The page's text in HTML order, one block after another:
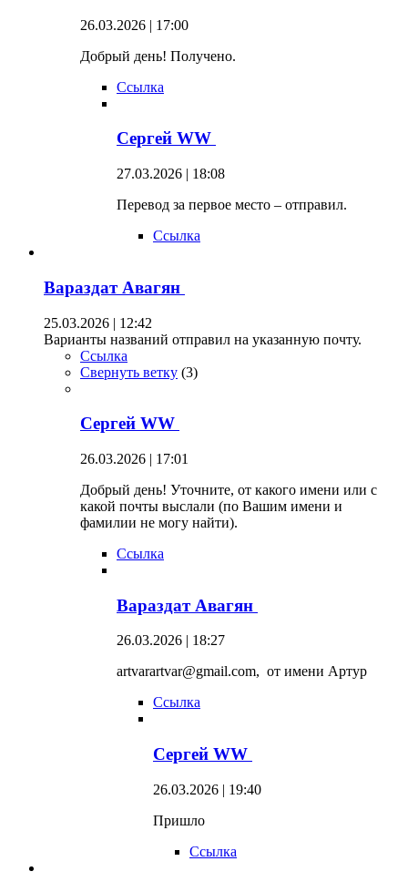
26.03.2026 | 17:00
Добрый день! Получено.
Ссылка
Сергей WW
27.03.2026 | 18:08
Перевод за первое место – отправил.
Ссылка
Вараздат Авагян
25.03.2026 | 12:42
Варианты названий отправил на указанную почту.
Ссылка
Свернуть ветку (3)
Сергей WW
26.03.2026 | 17:01
Добрый день! Уточните, от какого имени или с
какой почты выслали (по Вашим имени и
фамилии не могу найти).
Ссылка
Вараздат Авагян
26.03.2026 | 18:27
artvarartvar@gmail.com, от имени Артур
Ссылка
Сергей WW
26.03.2026 | 19:40
Пришло
Ссылка